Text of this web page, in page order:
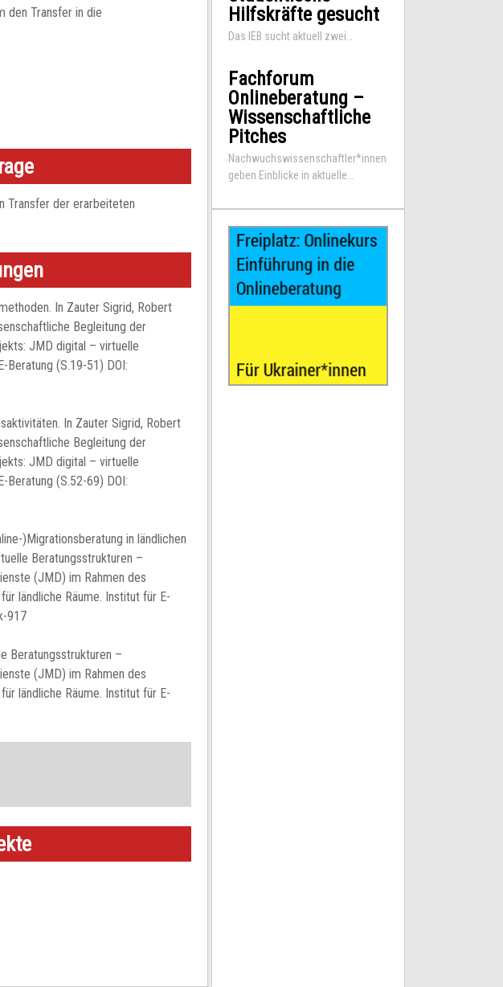
den Transfer in die
Transfer der erarbeiteten
In Zauter Sigrid, Robert
Begleitung der
JMD digital – virtuelle
Beratung (S.19-51) DOI:
In Zauter Sigrid, Robert
Begleitung der
JMD digital – virtuelle
Beratung (S.52-69) DOI:
)Migrationsberatung in ländlichen
Beratungsstrukturen –
(JMD) im Rahmen des
ländliche Räume. Institut für E-
917
Beratungsstrukturen –
(JMD) im Rahmen des
ländliche Räume. Institut für E-
Hilfskräfte gesucht
Das IEB sucht aktuell zwei…
Fachforum
Onlineberatung –
Wissenschaftliche
Pitches
Nachwuchswissenschaftler*innen
geben Einblicke in aktuelle…